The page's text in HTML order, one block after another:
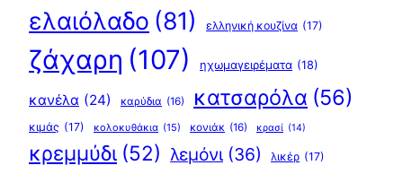
ελαιόλαδο (81) ελληνική κουζίνα (17)
ζάχαρη (107) ηχωμαγειρέματα (18)
κανέλα (24) καρύδια (16) κατσαρόλα (56)
κιμάς (17) κολοκυθάκια (15) κονιάκ (16) κρασί (14)
κρεμμύδι (52) λεμόνι (36) λικέρ (17)